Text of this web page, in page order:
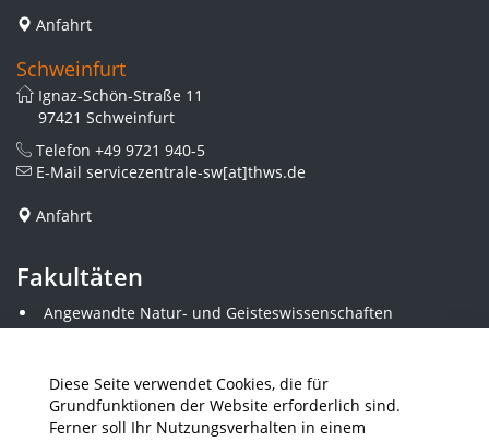
Diese Seite verwendet Cookies, die für
Grundfunktionen der Website erforderlich sind.
Ferner soll Ihr Nutzungsverhalten in einem
Anfahrt
Schweinfurt
Ignaz-Schön-Straße 11
97421 Schweinfurt
Telefon +49 9721 940-5
E-Mail servicezentrale-sw[at]thws.de
Anfahrt
Fakultäten
Angewandte Natur- und Geisteswissenschaften
Angewandte Sozialwissenschaften
Elektrotechnik
Gestaltung
Informatik und Wirtschaftsinformatik